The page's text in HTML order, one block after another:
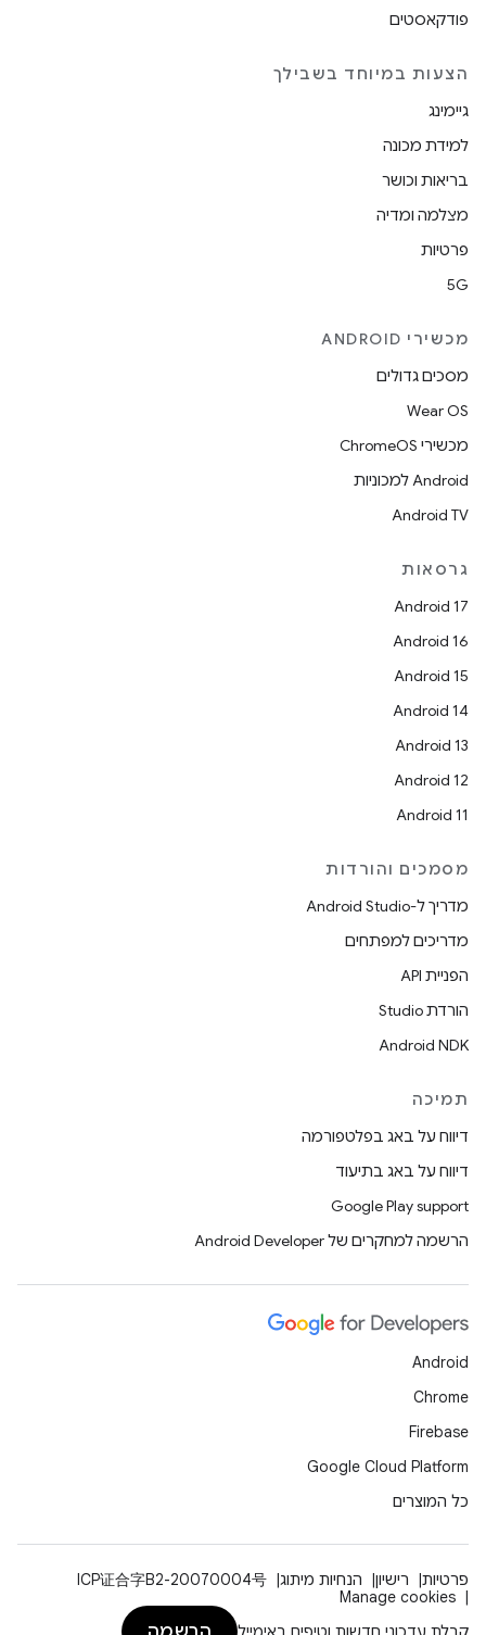
פודקאסטים
הצעות במיוחד בשבילך
גיימינג
למידת מכונה
בריאות וכושר
מצלמה ומדיה
פרטיות
5G
מכשירי ANDROID
מסכים גדולים
Wear OS
מכשירי ChromeOS
Android למכוניות
Android TV
גרסאות
Android 17
Android 16
Android 15
Android 14
Android 13
Android 12
Android 11
מסמכים והורדות
מדריך ל-Android Studio
מדריכים למפתחים
הפניית API
הורדת Studio
Android NDK
תמיכה
דיווח על באג בפלטפורמה
דיווח על באג בתיעוד
Google Play support
הרשמה למחקרים של Android Developer
Android
Chrome
Firebase
Google Cloud Platform
כל המוצרים
פרטיות רישיון הנחיות מיתוג
ICP证合字B2-20070004号
Manage cookies